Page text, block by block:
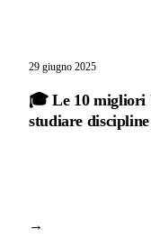
29 giugno 2025
🎓 Le 10 migliori
studiare
→